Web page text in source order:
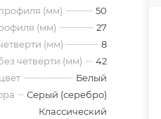
(мм)
50
(мм)
27
(мм)
8
четверти (мм)
42
Белый
Серый (серебро)
Классический